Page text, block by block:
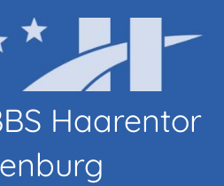
Haarentor